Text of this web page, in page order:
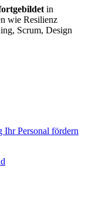
in
wie Resilienz
Scrum, Design
Ihr Personal fördern